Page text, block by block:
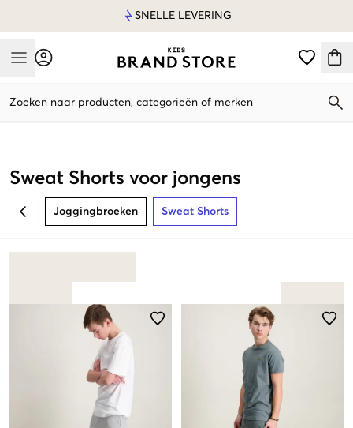
SNELLE LEVERING
Mobile Menu
Zoeken naar producten, categorieën of merken
Sweat Shorts voor jongens
BACK Joggingbroeken Sweat Shorts